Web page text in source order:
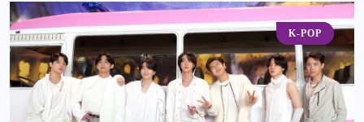
BLOG
K-POP